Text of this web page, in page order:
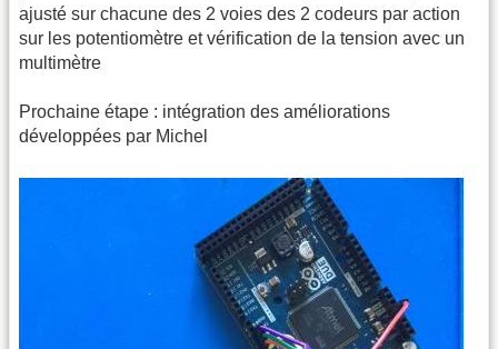
ajusté sur chacune des 2 voies des 2 codeurs par action
sur les potentiomètre et vérification de la tension avec un
multimètre
Prochaine étape : intégration des améliorations
développées par Michel